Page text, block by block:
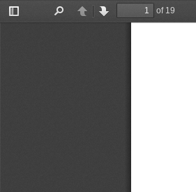
Toggle
PreviousNext
of 19